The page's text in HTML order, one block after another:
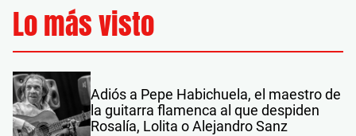
Lo más visto
Adiós a Pepe Habichuela, el maestro de
la guitarra flamenca al que despiden
Rosalía, Lolita o Alejandro Sanz